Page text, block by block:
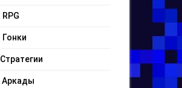
RPG
Гонки
Стратегии
Аркады